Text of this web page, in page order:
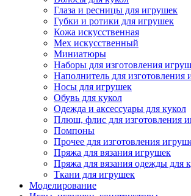
Глаза и ресницы для игрушек
Губки и ротики для игрушек
Кожа искусственная
Мех искусственный
Миниатюры
Наборы для изготовления
Наполнитель для изготовления
Носы для игрушек
Обувь для кукол
Одежда и аксессуары для кукол
Плюш, флис для изготовления
Помпоны
Прочее для изготовления
Пряжа для вязания игрушек
Пряжа для вязания одежды для
Ткани для игрушек
Моделирование